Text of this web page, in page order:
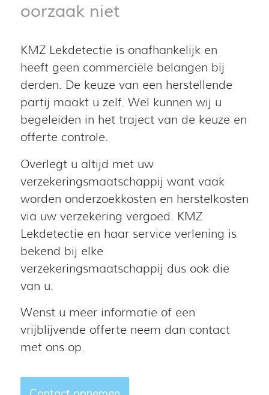
oorzaak niet
KMZ Lekdetectie is onafhankelijk en
heeft geen commerciële belangen bij
derden. De keuze van een herstellende
partij maakt u zelf. Wel kunnen wij u
begeleiden in het traject van de keuze en
offerte controle.
Overlegt u altijd met uw
verzekeringsmaatschappij want vaak
worden onderzoekkosten en herstelkosten
via uw verzekering vergoed. KMZ
Lekdetectie en haar service verlening is
bekend bij elke
verzekeringsmaatschappij dus ook die
van u.
Wenst u meer informatie of een
vrijblijvende offerte neem dan contact
met ons op.